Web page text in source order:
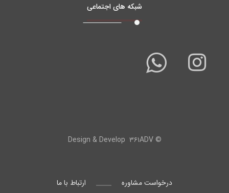
شبکه های اجتماعی
© Design & Develop۳۶۱ADV
ارتباط با ما درخواست مشاوره